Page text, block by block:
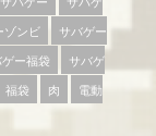
ゾンビ
サバゲー
ー福袋
サバゲ
福袋 肉
電動